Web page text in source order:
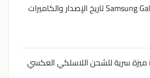
شائعات Samsung Galaxy S21 تاريخ الإصدار والكاميرات